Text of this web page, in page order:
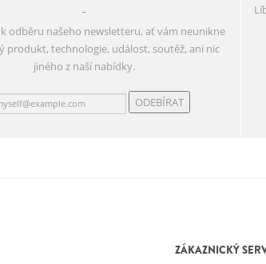
k odběru našeho newsletteru, ať vám neunikne
produkt, technologie, událost, soutěž, ani nic
jiného z naší nabídky.
ODEBÍRAT
ZÁKAZNICKÝ